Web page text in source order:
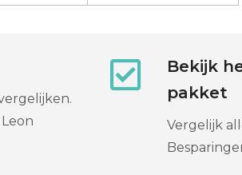
Bekijk
pakket
Vergelijk